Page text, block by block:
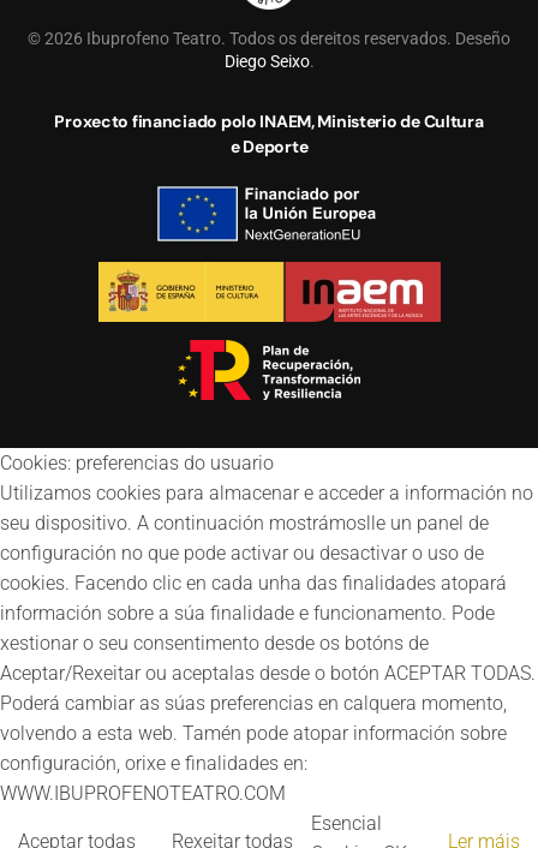
©2026 Ibuprofeno Teatro. Todos os dereitos reservados. Deseño
Diego Seixo.
Proxecto financiado polo INAEM, Ministerio de Cultura
e Deporte
Cookies: preferencias do usuario
Utilizamos cookies para almacenar e acceder a información no
seu dispositivo. A continuación mostrámoslle un panel de
configuración no que pode activar ou desactivar o uso de
cookies. Facendo clic en cada unha das finalidades atopará
información sobre a súa finalidade e funcionamento. Pode
xestionar o seu consentimento desde os botóns de
Aceptar/Rexeitar ou aceptalas desde o botón ACEPTAR TODAS.
Poderá cambiar as súas preferencias en calquera momento,
volvendo a esta web. Tamén pode atopar información sobre
configuración, orixe e finalidades en:
WWW.IBUPROFENOTEATRO.COM
Aceptar todas Rexeitar todas Ler máis
Esencial